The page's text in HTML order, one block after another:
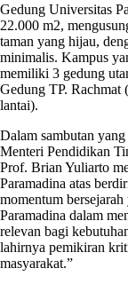
Gedung Universitas
22.000 m2,
taman yang hijau,
minimalis. Kampus
memiliki 3 gedung
Gedung TP.
lantai).
Dalam sambutan
Menteri Pendidikan
Prof. Brian Yuliarto
Paramadina atas
momentum
Paramadina dalam
relevan bagi
lahirnya pemikiran
masyarakat.”